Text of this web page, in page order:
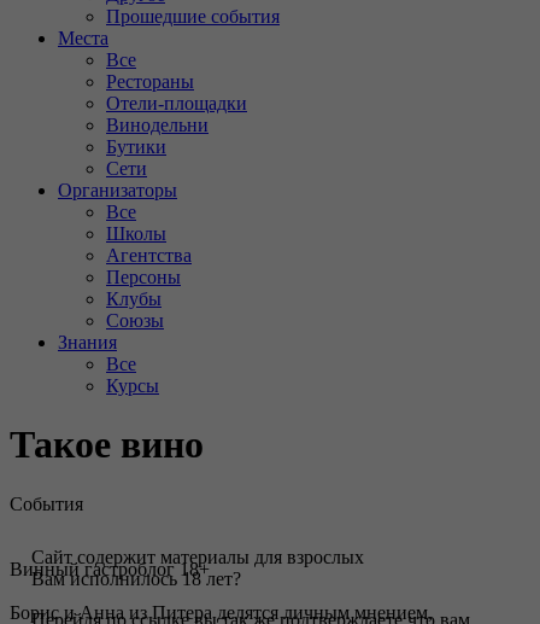
Прошедшие события
Места
Все
Рестораны
Отели-площадки
Винодельни
Бутики
Сети
Организаторы
Все
Школы
Агентства
Персоны
Клубы
Союзы
Знания
Все
Курсы
Такое вино
События
Винный гастроблог 18+
Борис и Анна из Питера делятся личным мнением,
Сайт содержит материалы для взрослых
Вам исполнилось 18 лет?
Перейдя по ссылке вы так же подтверждаете что вам